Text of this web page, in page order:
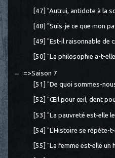
[47] "Autrui, antidote à la
[48] "Suis-je ce que mon
[49] "Est-il raisonnable de
[50] "La philosophie a-t-
=>Saison 7
[51] "De quoi sommes-
[52] "Œil pour œil, dent
[53] "La pauvreté est-elle
[54] "L'Histoire se répète-t-
[55] "La femme est-elle un